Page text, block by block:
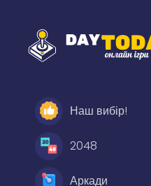
Наш вибір!
2048
Аркади